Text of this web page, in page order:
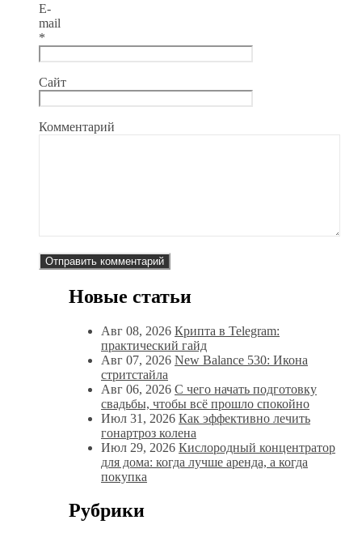
E-
mail
*
Сайт
Комментарий
Новые статьи
Авг 08, 2026 Крипта в Telegram:
практический гайд
Авг 07, 2026 New Balance 530: Икона
стритстайла
Авг 06, 2026 С чего начать подготовку
свадьбы, чтобы всё прошло спокойно
Июл 31, 2026 Как эффективно лечить
гонартроз колена
Июл 29, 2026 Кислородный концентратор
для дома: когда лучше аренда, а когда
покупка
Рубрики